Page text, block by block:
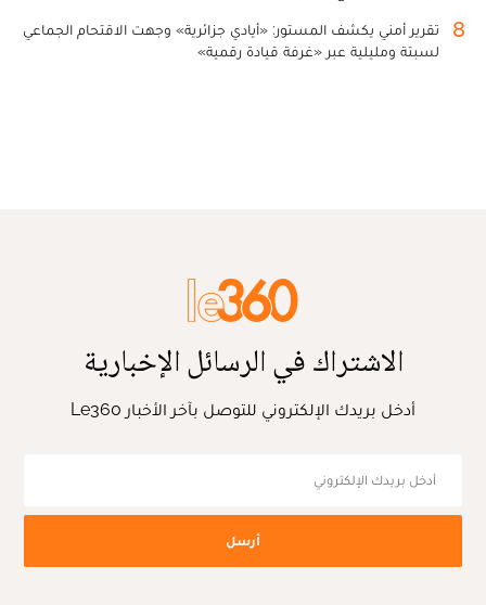
8
تقرير أمني يكشف المستور: «أيادي جزائرية» وجهت الاقتحام الجماعي
لسبتة ومليلية عبر «غرفة قيادة رقمية»
الاشتراك في الرسائل الإخبارية
أدخل بريدك الإلكتروني للتوصل بآخر الأخبار Le360
أرسل